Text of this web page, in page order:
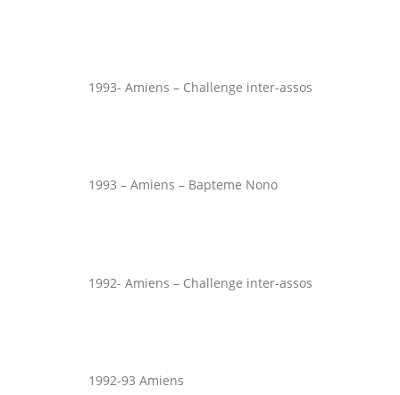
1993- Amiens – Challenge inter-assos
1993 – Amiens – Bapteme Nono
1992- Amiens – Challenge inter-assos
1992-93 Amiens